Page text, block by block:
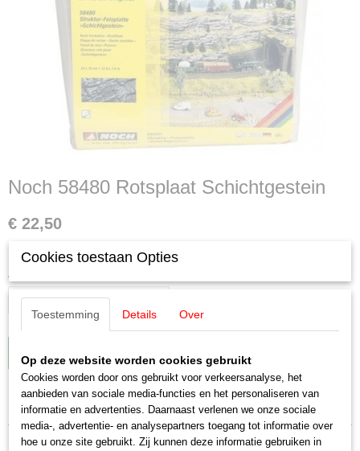
Noch 58480 Rotsplaat Schichtgestein
€ 22,50
Op voorraad
Aantal
Specificaties
EAN code
Omschrijving
Cookies toestaan Opties
Toestemming Details Over
Op deze website worden cookies gebruikt
Cookies worden door ons gebruikt voor verkeersanalyse, het
aanbieden van sociale media-functies en het personaliseren van
informatie en advertenties. Daarnaast verlenen we onze sociale
media-, advertentie- en analysepartners toegang tot informatie over
hoe u onze site gebruikt. Zij kunnen deze informatie gebruiken in